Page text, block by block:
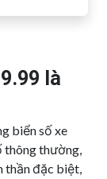
là
biển số xe
thông thường,
thần đặc biệt,